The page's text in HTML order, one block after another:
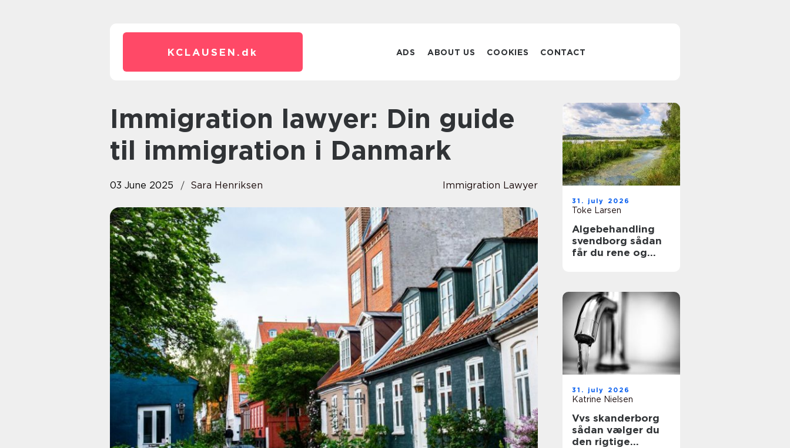
KCLAUSEN. dk ADS ABOUT US COOKIES CONTACT
Immigration lawyer: Din guide
til immigration i Danmark
03 June 2025 Sara Henriksen Immigration Lawyer
31. july 2026
Toke Larsen
Algebehandling
svendborg sådan
får du rene og
31. july 2026
Katrine Nielsen
Vvs skanderborg
sådan vælger du
den rigtige